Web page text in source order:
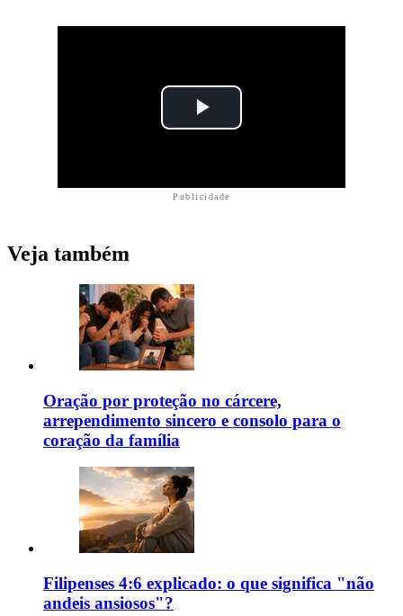
Publicidade
Veja também
Oração por proteção no cárcere,
arrependimento sincero e consolo para o
coração da família
Filipenses 4:6 explicado: o que significa "não
andeis ansiosos"?